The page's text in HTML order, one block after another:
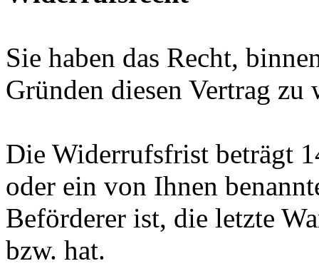
Sie haben das Recht,
Gründen diesen Vertrag zu
Die Widerrufsfrist beträgt
oder ein von Ihnen
Beförderer ist, die letzte
bzw. hat.